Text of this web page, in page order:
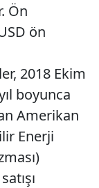
Ön
ön
2018 Ekim
boyunca
Amerikan
Enerji